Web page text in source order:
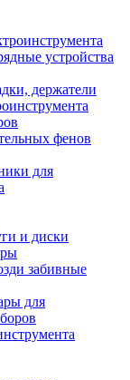
устройства
держатели
фенов
для
и диски
забивные
для